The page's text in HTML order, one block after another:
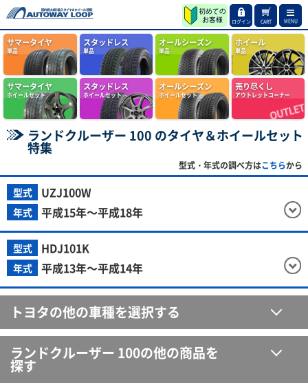
ログイン CART MENU
サマータイヤ
単品
スタッドレス
単品
オールシーズン
単品
ホイール
単品
サマータイヤ
ホイールセット
スタッドレス
ホイールセット
オールシーズン
ホイールセット
売り尽くし
アウトレットコーナー
ランドクルーザー 100 のタイヤ＆ホイールセット
特集
型式・年式の調べ方はこちらから
型式 UZJ100W
年式 平成15年～平成18年
型式 HDJ101K
年式 平成13年～平成14年
トヨタの他の車種を選択する
ランドクルーザー 100の他の商品を
探す